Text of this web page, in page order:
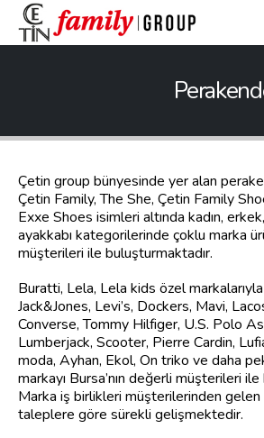
Çetin group bünyesinde yer alan
Çetin Family, The She, Çetin Family
Exxe Shoes isimleri altında kadın,
ayakkabı kategorilerinde çoklu marka
müşterileri ile buluşturmaktadır.
Buratti, Lela, Lela kids özel
Jack&Jones, Levi’s, Dockers, Mavi,
Converse, Tommy Hilfiger, U.S. Polo
Lumberjack, Scooter, Pierre Cardin,
moda, Ayhan, Ekol, On triko ve daha
markayı Bursa’nın değerli müşterileri
Marka iş birlikleri müşterilerinden
taleplere göre sürekli gelişmektedir.